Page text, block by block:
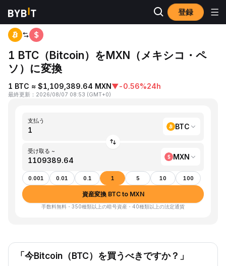
登録
ホーム BTC to MXN
1 BTC（Bitcoin）をMXN（メキシコ・ペ
ソ）に変換
1 BTC ≈ $1,109,389.64 MXN▼-0.56%24h
最終更新 ： 2026/08/07 08:53 (GMT+0)
支払う
BTC
受け取る ~
MXN
0.001 0.01 0.1 1 5 10 100
資産変換 BTC to MXN
手数料無料・350種類以上の暗号資産・40種類以上の法定通貨
「今Bitcoin（BTC）を買うべきですか？」